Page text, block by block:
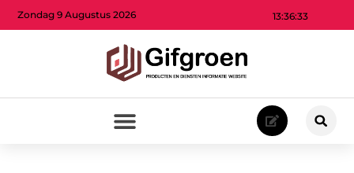
13:36:34
Zondag 9 Augustus 2026